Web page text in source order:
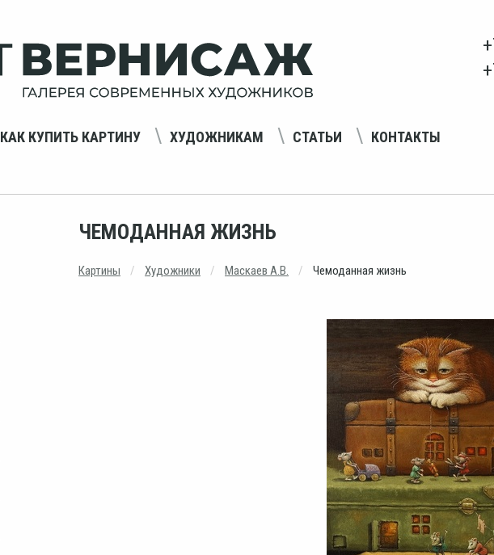
КАК КУПИТЬ КАРТИНУ ХУДОЖНИКАМ СТАТЬИ КОНТАКТЫ
ЧЕМОДАННАЯ ЖИЗНЬ
Картины Художники Маскаев А.В. Чемоданная жизнь